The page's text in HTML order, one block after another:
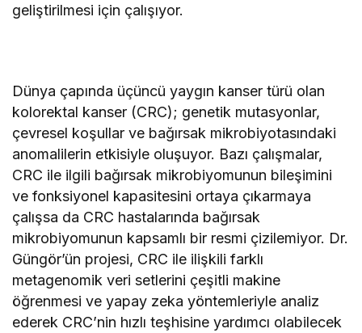
geliştirilmesi için çalışıyor.
Dünya çapında üçüncü yaygın kanser türü olan
kolorektal kanser (CRC); genetik mutasyonlar,
çevresel koşullar ve bağırsak mikrobiyotasındaki
anomalilerin etkisiyle oluşuyor. Bazı çalışmalar,
CRC ile ilgili bağırsak mikrobiyomunun bileşimini
ve fonksiyonel kapasitesini ortaya çıkarmaya
çalışsa da CRC hastalarında bağırsak
mikrobiyomunun kapsamlı bir resmi çizilemiyor. Dr.
Güngör’ün projesi, CRC ile ilişkili farklı
metagenomik veri setlerini çeşitli makine
öğrenmesi ve yapay zeka yöntemleriyle analiz
ederek CRC’nin hızlı teşhisine yardımcı olabilecek